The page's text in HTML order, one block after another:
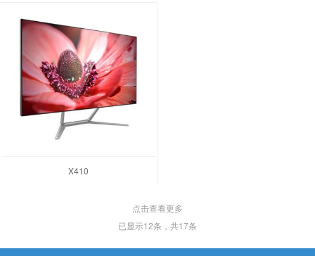
X410
点击查看更多
已显示12条，共17条